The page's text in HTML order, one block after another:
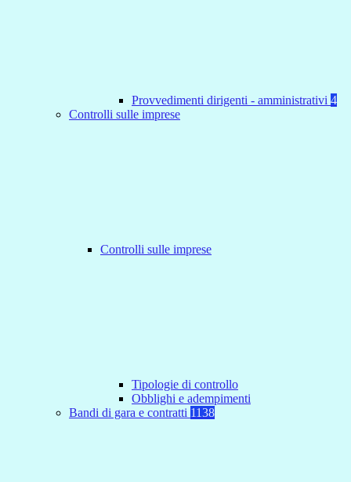
Provvedimenti dirigenti - amministrativi 4
Controlli sulle imprese
Controlli sulle imprese
Tipologie di controllo
Obblighi e adempimenti
Bandi di gara e contratti 1138